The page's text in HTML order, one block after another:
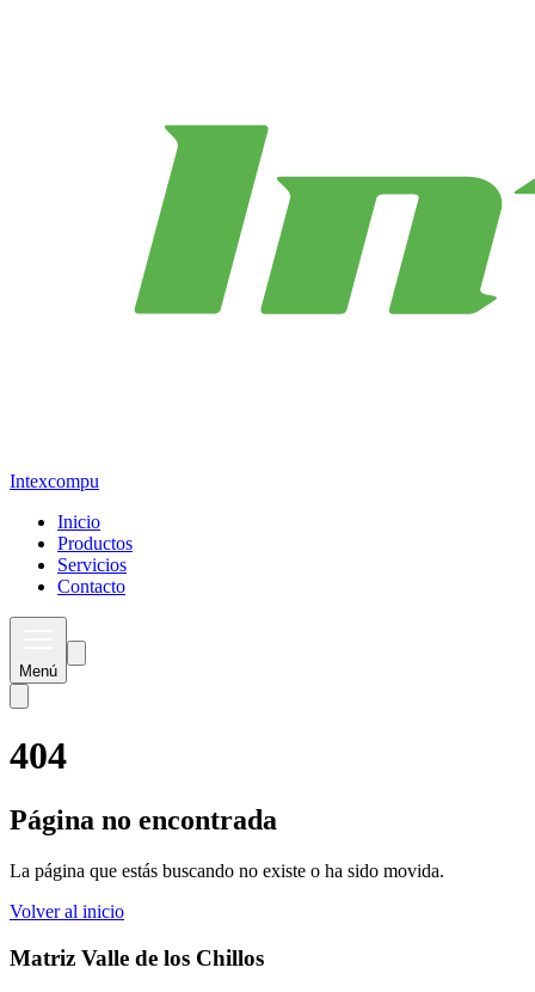
Intexcompu
Inicio
Productos
Servicios
Contacto
Menú
404
Página no encontrada
La página que estás buscando no existe o ha sido movida.
Volver al inicio
Matriz Valle de los Chillos